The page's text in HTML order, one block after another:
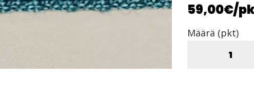
59,00€/
Määrä (pkt)